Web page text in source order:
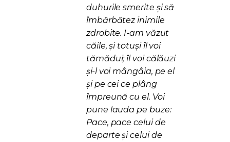
duhurile smerite şi să
îmbărbătez inimile
zdrobite. I-am văzut
căile, şi totuşi îl voi
tămădui; îl voi călăuzi
şi-l voi mângâia, pe el
şi pe cei ce plâng
împreună cu el. Voi
pune lauda pe buze:
Pace, pace celui de
departe şi celui de